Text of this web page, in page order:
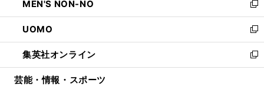
く
で
開
く
ド
ウ
で
開
く
ィ
ン
ド
ウ
で
開
い
ウ
ィ
ン
ド
ウ
MEN'S NON-NO
新
し
い
ウ
ィ
ン
UOMO
新
し
い
ウ
集英社オンライン
新
し
芸能・情報・スポーツ